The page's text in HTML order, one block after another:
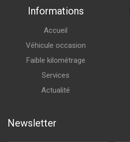
Informations
Accueil
Véhicule occasion
Faible kilométrage
Services
Actualité
Newsletter